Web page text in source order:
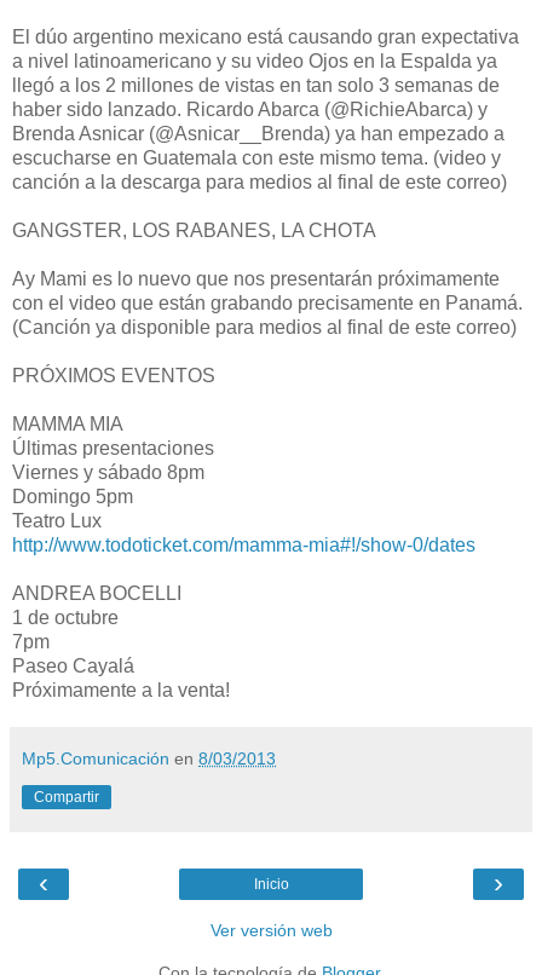
El dúo argentino mexicano está causando gran expectativa
a nivel latinoamericano y su video Ojos en la Espalda ya
llegó a los 2 millones de vistas en tan solo 3 semanas de
haber sido lanzado. Ricardo Abarca (@RichieAbarca) y
Brenda Asnicar (@Asnicar__Brenda) ya han empezado a
escucharse en Guatemala con este mismo tema. (video y
canción a la descarga para medios al final de este correo)
GANGSTER, LOS RABANES, LA CHOTA
Ay Mami es lo nuevo que nos presentarán próximamente
con el video que están grabando precisamente en Panamá.
(Canción ya disponible para medios al final de este correo)
PRÓXIMOS EVENTOS
MAMMA MIA
Últimas presentaciones
Viernes y sábado 8pm
Domingo 5pm
Teatro Lux
http://www.todoticket.com/mamma-mia#!/show-0/dates
ANDREA BOCELLI
1 de octubre
7pm
Paseo Cayalá
Próximamente a la venta!
Mp5.Comunicación en 8/03/2013
Compartir
‹ ›
Inicio
Ver versión web